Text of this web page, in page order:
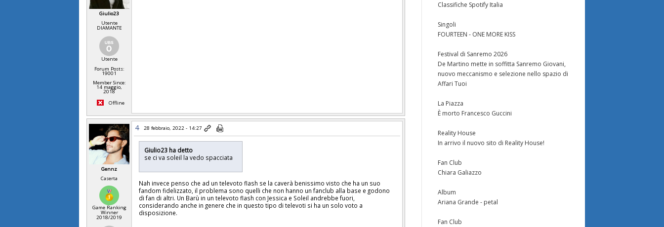
Giulio23
Utente
DIAMANTE
Utente
Forum Posts:
19001
Member Since:
14 maggio,
2018
Offline
Gennz
Caserta
Game Ranking
Winner
2018/2019
4 28 febbraio, 2022 - 14:27
Giulio23 ha detto
se ci va soleil la vedo spacciata
Nah invece penso che ad un televoto flash se la caverà benissimo visto che ha un suo
fandom fidelizzato, il problema sono quelli che non hanno un fanclub alla base e godono
di fan di altri. Un Barù in un televoto flash con Jessica e Soleil andrebbe fuori,
considerando anche in genere che in questo tipo di televoti si ha un solo voto a
disposizione.
Classifiche Spotify Italia
Singoli
FOURTEEN - ONE MORE KISS
Festival di Sanremo 2026
De Martino mette in soffitta Sanremo Giovani,
nuovo meccanismo e selezione nello spazio di
Affari Tuoi
La Piazza
È morto Francesco Guccini
Reality House
In arrivo il nuovo sito di Reality House!
Fan Club
Chiara Galiazzo
Album
Ariana Grande - petal
Fan Club